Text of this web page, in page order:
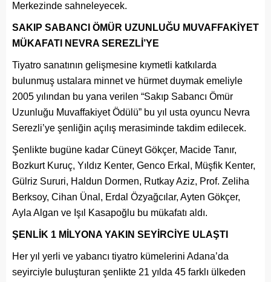
Merkezinde sahneleyecek.
SAKIP SABANCI ÖMÜR UZUNLUĞU MUVAFFAKİYET
MÜKAFATI NEVRA SEREZLİ’YE
Tiyatro sanatının gelişmesine kıymetli katkılarda
bulunmuş ustalara minnet ve hürmet duymak emeliyle
2005 yılından bu yana verilen “Sakıp Sabancı Ömür
Uzunluğu Muvaffakiyet Ödülü” bu yıl usta oyuncu Nevra
Serezli’ye şenliğin açılış merasiminde takdim edilecek.
Şenlikte bugüne kadar Cüneyt Gökçer, Macide Tanır,
Bozkurt Kuruç, Yıldız Kenter, Genco Erkal, Müşfik Kenter,
Gülriz Sururi, Haldun Dormen, Rutkay Aziz, Prof. Zeliha
Berksoy, Cihan Ünal, Erdal Özyağcılar, Ayten Gökçer,
Ayla Algan ve Işıl Kasapoğlu bu mükafatı aldı.
ŞENLİK 1 MİLYONA YAKIN SEYİRCİYE ULAŞTI
Her yıl yerli ve yabancı tiyatro kümelerini Adana’da
seyirciyle buluşturan şenlikte 21 yılda 45 farklı ülkeden